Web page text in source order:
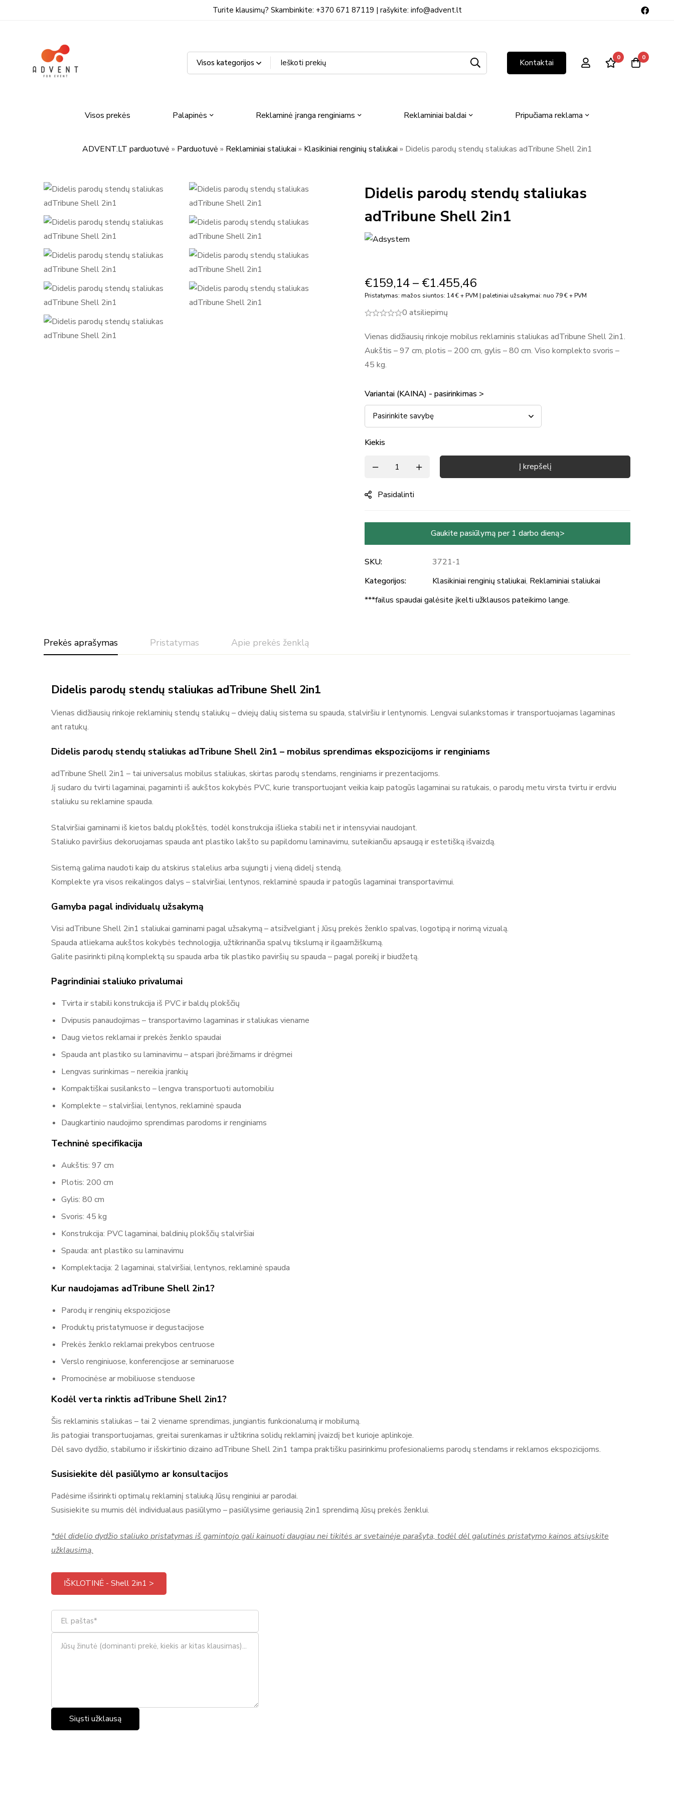
Turite klausimų? Skambinkite: +370 671 87119 | rašykite: info@advent.lt
Kontaktai 0 0
Visos prekės Palapinės Reklaminė įranga renginiams Reklaminiai baldai Pripučiama reklama
ADVENT.LT parduotuvė » Parduotuvė » Reklaminiai staliukai » Klasikiniai renginių staliukai » Didelis parodų stendų staliukas adTribune Shell 2in1
Didelis parodų stendų staliukas
adTribune Shell 2in1
€159,14– €1.455,46
Pristatymas: mažos siuntos: 14 € + PVM | paletiniai užsakymai: nuo 79 € + PVM
0 atsiliepimų
Vienas didžiausių rinkoje mobilus reklaminis staliukas adTribune Shell 2in1.
Aukštis – 97 cm, plotis – 200 cm, gylis – 80 cm. Viso komplekto svoris –
45 kg.
Variantai (KAINA) - pasirinkimas >
Kiekis
Į krepšelį
Pasidalinti
Gaukite pasiūlymą per 1 darbo dieną>
SKU:
3721-1
Kategorijos:
Klasikiniai renginių staliukai, Reklaminiai staliukai
***failus spaudai galėsite įkelti užklausos pateikimo lange.
Prekės aprašymas Pristatymas Apie prekės ženklą
Didelis parodų stendų staliukas adTribune Shell 2in1
Vienas didžiausių rinkoje reklaminių stendų staliukų – dviejų dalių sistema su spauda, stalviršiu ir lentynomis. Lengvai sulankstomas ir transportuojamas lagaminas
ant ratukų.
Didelis parodų stendų staliukas adTribune Shell 2in1 – mobilus sprendimas ekspozicijoms ir renginiams
adTribune Shell 2in1 – tai universalus mobilus staliukas, skirtas parodų stendams, renginiams ir prezentacijoms.
Jį sudaro du tvirti lagaminai, pagaminti iš aukštos kokybės PVC, kurie transportuojant veikia kaip patogūs lagaminai su ratukais, o parodų metu virsta tvirtu ir erdviu
staliuku su reklamine spauda.
Stalviršiai gaminami iš kietos baldų plokštės, todėl konstrukcija išlieka stabili net ir intensyviai naudojant.
Staliuko paviršius dekoruojamas spauda ant plastiko lakšto su papildomu laminavimu, suteikiančiu apsaugą ir estetišką išvaizdą.
Sistemą galima naudoti kaip du atskirus stalelius arba sujungti į vieną didelį stendą.
Komplekte yra visos reikalingos dalys – stalviršiai, lentynos, reklaminė spauda ir patogūs lagaminai transportavimui.
Gamyba pagal individualų užsakymą
Visi adTribune Shell 2in1 staliukai gaminami pagal užsakymą – atsižvelgiant į Jūsų prekės ženklo spalvas, logotipą ir norimą vizualą.
Spauda atliekama aukštos kokybės technologija, užtikrinančia spalvų tikslumą ir ilgaamžiškumą.
Galite pasirinkti pilną komplektą su spauda arba tik plastiko paviršių su spauda – pagal poreikį ir biudžetą.
Pagrindiniai staliuko privalumai
Tvirta ir stabili konstrukcija iš PVC ir baldų plokščių
Dvipusis panaudojimas – transportavimo lagaminas ir staliukas viename
Daug vietos reklamai ir prekės ženklo spaudai
Spauda ant plastiko su laminavimu – atspari įbrėžimams ir drėgmei
Lengvas surinkimas – nereikia įrankių
Kompaktiškai susilanksto – lengva transportuoti automobiliu
Komplekte – stalviršiai, lentynos, reklaminė spauda
Daugkartinio naudojimo sprendimas parodoms ir renginiams
Techninė specifikacija
Aukštis: 97 cm
Plotis: 200 cm
Gylis: 80 cm
Svoris: 45 kg
Konstrukcija: PVC lagaminai, baldinių plokščių stalviršiai
Spauda: ant plastiko su laminavimu
Komplektacija: 2 lagaminai, stalviršiai, lentynos, reklaminė spauda
Kur naudojamas adTribune Shell 2in1?
Parodų ir renginių ekspozicijose
Produktų pristatymuose ir degustacijose
Prekės ženklo reklamai prekybos centruose
Verslo renginiuose, konferencijose ar seminaruose
Promocinėse ar mobiliuose stenduose
Kodėl verta rinktis adTribune Shell 2in1?
Šis reklaminis staliukas – tai 2 viename sprendimas, jungiantis funkcionalumą ir mobilumą.
Jis patogiai transportuojamas, greitai surenkamas ir užtikrina solidų reklaminį įvaizdį bet kurioje aplinkoje.
Dėl savo dydžio, stabilumo ir išskirtinio dizaino adTribune Shell 2in1 tampa praktišku pasirinkimu profesionaliems parodų stendams ir reklamos ekspozicijoms.
Susisiekite dėl pasiūlymo ar konsultacijos
Padėsime išsirinkti optimalų reklaminį staliuką Jūsų renginiui ar parodai.
Susisiekite su mumis dėl individualaus pasiūlymo – pasiūlysime geriausią 2in1 sprendimą Jūsų prekės ženklui.
*dėl didelio dydžio staliuko pristatymas iš gamintojo gali kainuoti daugiau nei tikitės ar svetainėje parašyta, todėl dėl galutinės pristatymo kainos atsiųskite
užklausimą.
IŠKLOTINĖ - Shell 2in1 >
Daugiau prekių
kuriantis įvairius reklamos sprendimus ir ekspozicinius įrenginius verslui ir renginiams. Produktų asortimentą sudaro
ekspozicijoms. Adsystem gaminiai yra moduliniai, mobilūs ir lengvai surenkami, todėl tinka naudojimui parodose,
ženklą.